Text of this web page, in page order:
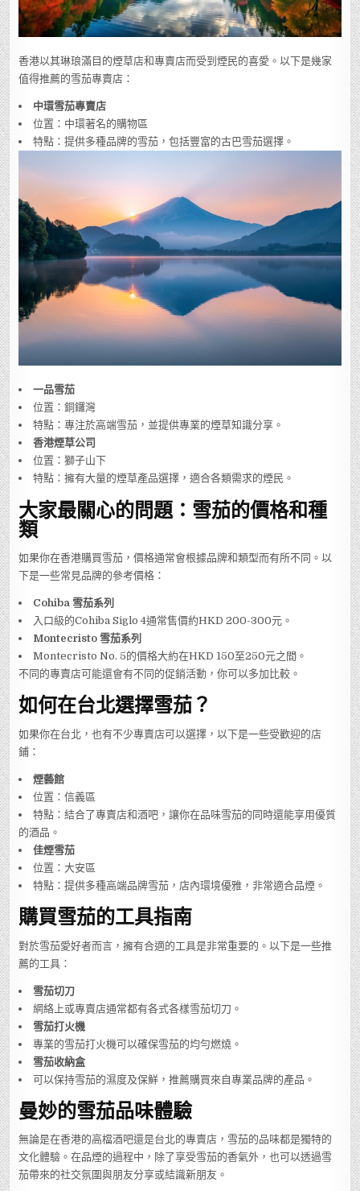
香港以其琳琅滿目的煙草店和專賣店而受到煙民的喜愛。以下是幾家
值得推薦的雪茄專賣店：
中環雪茄專賣店
位置：中環著名的購物區
特點：提供多種品牌的雪茄，包括豐富的古巴雪茄選擇。
一品雪茄
位置：銅鑼灣
特點：專注於高端雪茄，並提供專業的煙草知識分享。
香港煙草公司
位置：獅子山下
特點：擁有大量的煙草產品選擇，適合各類需求的煙民。
大家最關心的問題：雪茄的價格和種
類
如果你在香港購買雪茄，價格通常會根據品牌和類型而有所不同。以
下是一些常見品牌的參考價格：
Cohiba 雪茄系列
入口級的Cohiba Siglo 4通常售價約HKD 200-300元。
Montecristo 雪茄系列
Montecristo No. 5的價格大約在HKD 150至250元之間。
不同的專賣店可能還會有不同的促銷活動，你可以多加比較。
如何在台北選擇雪茄？
如果你在台北，也有不少專賣店可以選擇，以下是一些受歡迎的店
鋪：
煙藝館
位置：信義區
特點：結合了專賣店和酒吧，讓你在品味雪茄的同時還能享用優質
的酒品。
佳煙雪茄
位置：大安區
特點：提供多種高端品牌雪茄，店內環境優雅，非常適合品煙。
購買雪茄的工具指南
對於雪茄愛好者而言，擁有合適的工具是非常重要的。以下是一些推
薦的工具：
雪茄切刀
網絡上或專賣店通常都有各式各樣雪茄切刀。
雪茄打火機
專業的雪茄打火機可以確保雪茄的均勻燃燒。
雪茄收納盒
可以保持雪茄的濕度及保鮮，推薦購買來自專業品牌的產品。
曼妙的雪茄品味體驗
無論是在香港的高檔酒吧還是台北的專賣店，雪茄的品味都是獨特的
文化體驗。在品煙的過程中，除了享受雪茄的香氣外，也可以透過雪
茄帶來的社交氛圍與朋友分享或結識新朋友。